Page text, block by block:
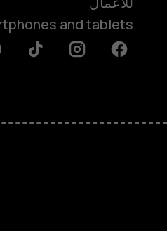
and tablets
Facebook
Instagram
Tiktok